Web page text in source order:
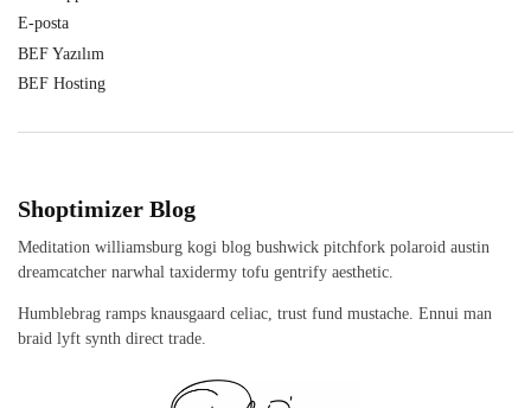
E-posta
BEF Yazılım
BEF Hosting
Shoptimizer Blog
Meditation williamsburg kogi blog bushwick pitchfork polaroid austin
dreamcatcher narwhal taxidermy tofu gentrify aesthetic.
Humblebrag ramps knausgaard celiac, trust fund mustache. Ennui man
braid lyft synth direct trade.